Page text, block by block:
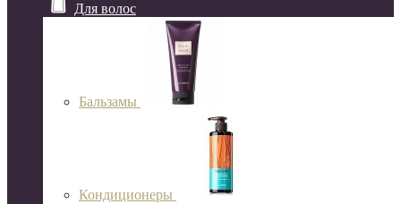
Для волос
Бальзамы
Кондиционеры